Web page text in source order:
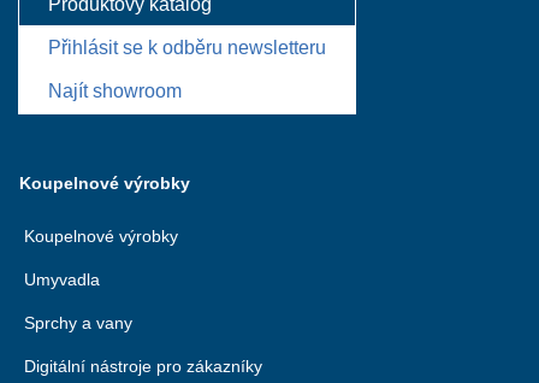
Produktový katalog
Přihlásit se k odběru newsletteru
Najít showroom
Koupelnové výrobky
Koupelnové výrobky
Umyvadla
Sprchy a vany
Digitální nástroje pro zákazníky